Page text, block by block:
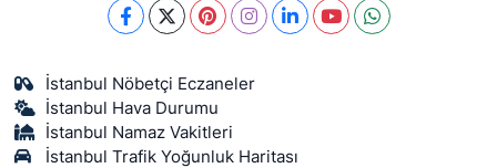
İstanbul Nöbetçi Eczaneler
İstanbul Hava Durumu
İstanbul Namaz Vakitleri
İstanbul Trafik Yoğunluk Haritası